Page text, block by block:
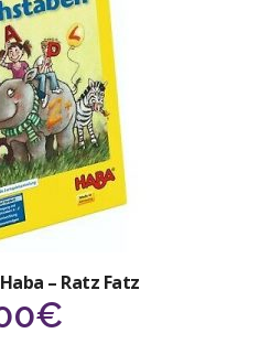
– Ratz Fatz
€